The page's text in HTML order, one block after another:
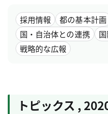
採用情報 都の基本計画
国・自治体との連携
戦略的な広報
トピックス ,